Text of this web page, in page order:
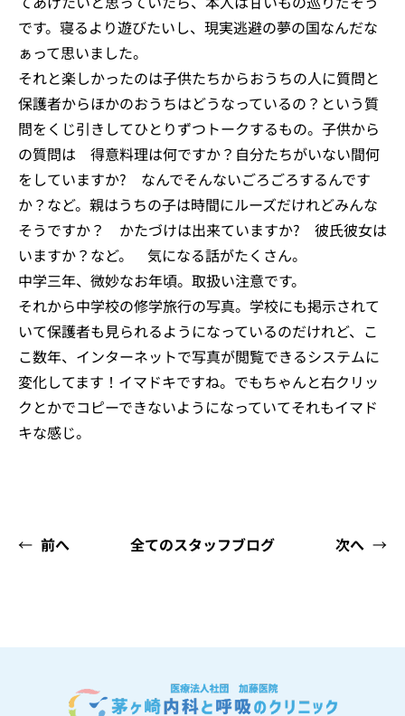
です。寝るより遊びたいし、現実逃避の夢の国なんだな
ぁって思いました。
それと楽しかったのは子供たちからおうちの人に質問と
保護者からほかのおうちはどうなっているの？という質
問をくじ引きしてひとりずつトークするもの。子供から
の質問は 得意料理は何ですか？自分たちがいない間何
をしていますか? なんでそんないごろごろするんです
か？など。親はうちの子は時間にルーズだけれどみんな
そうですか？ かたづけは出来ていますか? 彼氏彼女は
いますか？など。 気になる話がたくさん。
中学三年、微妙なお年頃。取扱い注意です。
それから中学校の修学旅行の写真。学校にも掲示されて
いて保護者も見られるようになっているのだけれど、こ
こ数年、インターネットで写真が閲覧できるシステムに
変化してます！イマドキですね。でもちゃんと右クリッ
クとかでコピーできないようになっていてそれもイマド
キな感じ。
← 前へ 全てのスタッフブログ 次へ →